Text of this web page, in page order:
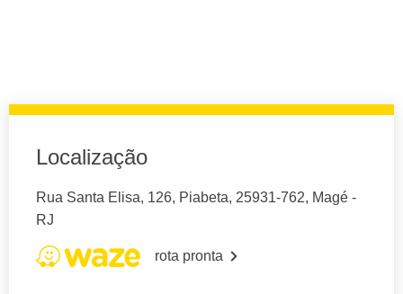
Localização
Rua Santa Elisa, 126, Piabeta, 25931-762, Magé -
RJ
rota pronta